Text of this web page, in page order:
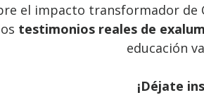
el impacto transformador de
testimonios reales de
educación
¡Déjate